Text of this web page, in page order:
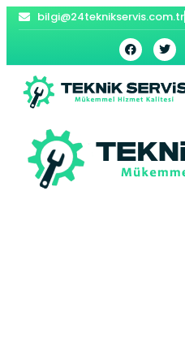
bilgi@24teknikservis.com.tr